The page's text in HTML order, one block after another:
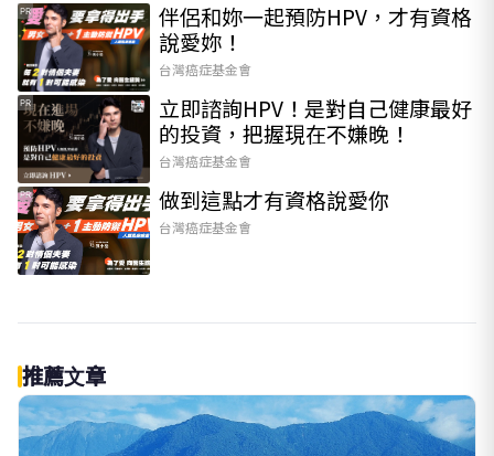
PR
伴侶和妳一起預防HPV，才有資格
說愛妳！
台灣癌症基金會
PR
立即諮詢HPV！是對自己健康最好
的投資，把握現在不嫌晚！
台灣癌症基金會
PR 做到這點才有資格說愛你
台灣癌症基金會
推薦文章